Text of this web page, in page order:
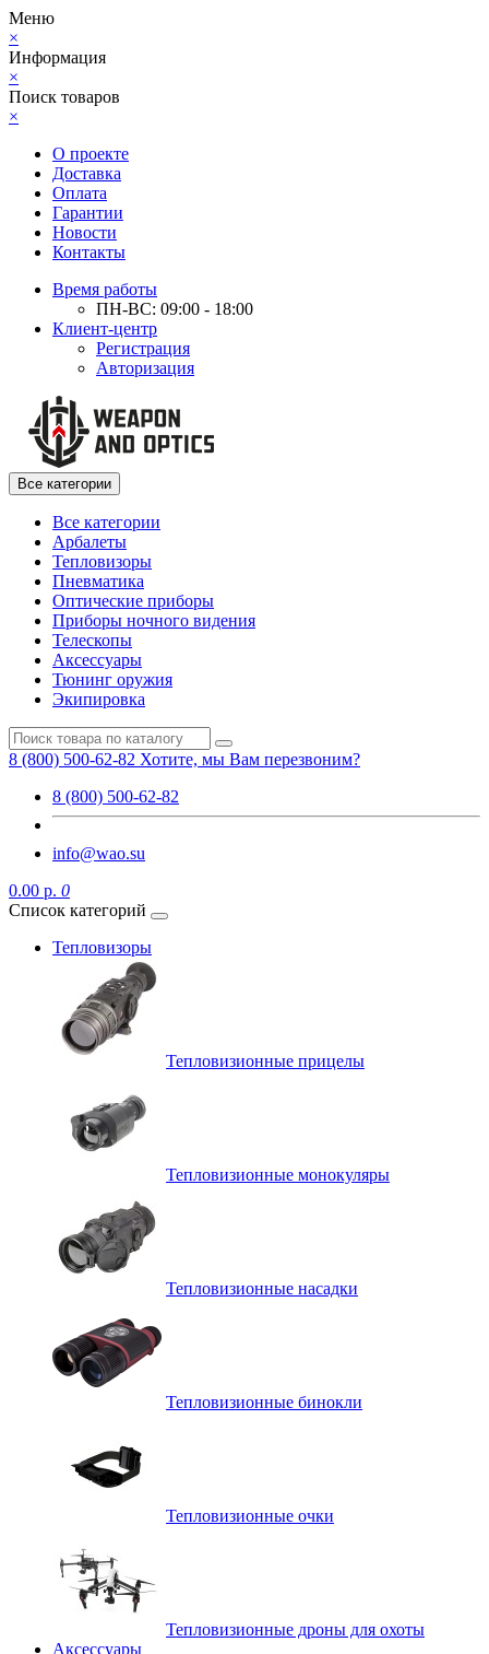
Меню
×
Информация
×
Поиск товаров
×
О проекте
Доставка
Оплата
Гарантии
Новости
Контакты
Время работы
ПН-ВС: 09:00 - 18:00
Клиент-центр
Регистрация
Авторизация
Все категории
Все категории
Арбалеты
Тепловизоры
Пневматика
Оптические приборы
Приборы ночного видения
Телескопы
Аксессуары
Тюнинг оружия
Экипировка
8 (800) 500-62-82 Хотите, мы Вам перезвоним?
8 (800) 500-62-82
info@wao.su
0.00 р. 0
Список категорий
Тепловизоры
Тепловизионные прицелы
Тепловизионные монокуляры
Тепловизионные насадки
Тепловизионные бинокли
Тепловизионные очки
Тепловизионные дроны для охоты
Аксессуары